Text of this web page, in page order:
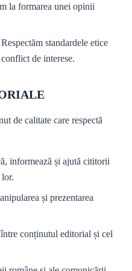
la formarea unei opinii
Respectăm standardele etice
de interese.
de calitate care respectă
informează și ajută cititorii
și prezentarea
conținutul editorial și cel